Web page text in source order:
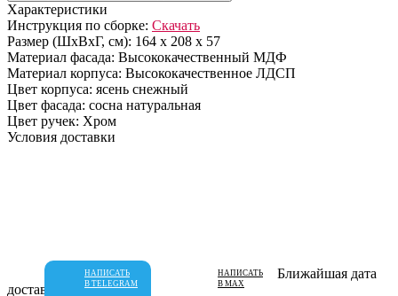
Характеристики
Инструкция по сборке: Скачать
Размер (ШхВхГ, см): 164 х 208 х 57
Материал фасада: Высококачественный МДФ
Материал корпуса: Высококачественное ЛДСП
Цвет корпуса: ясень снежный
Цвет фасада: сосна натуральная
Цвет ручек: Хром
Условия доставки
Ближайшая дата
доставки
НАПИСАТЬ
В TELEGRAM
НАПИСАТЬ
В MAX